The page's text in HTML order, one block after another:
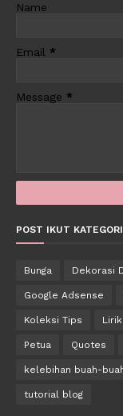
Name
Email *
Message *
POST IKUT KATEGORI
Bunga Dekorasi
Google Adsense
Koleksi Tips
Petua Quotes
kelebihan buah-
tutorial blog